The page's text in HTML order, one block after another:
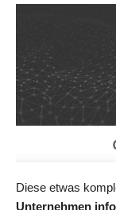
Diese etwas
Unternehmen